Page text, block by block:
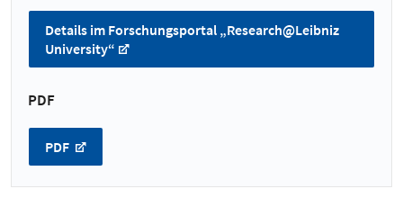
Details im Forschungsportal „Research@Leibniz
University“
PDF
PDF